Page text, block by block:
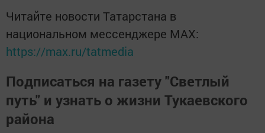
Читайте новости Татарстана в
национальном мессенджере MАХ:
https://max.ru/tatmedia
Подписаться на газету "Светлый
путь" и узнать о жизни Тукаевского
района